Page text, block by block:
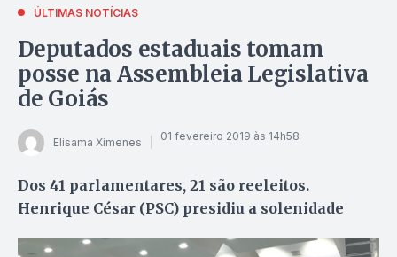
ÚLTIMAS NOTÍCIAS
Deputados estaduais tomam
posse na Assembleia Legislativa
de Goiás
Elisama Ximenes 01 fevereiro 2019 às 14h58
Dos 41 parlamentares, 21 são reeleitos.
Henrique César (PSC) presidiu a solenidade